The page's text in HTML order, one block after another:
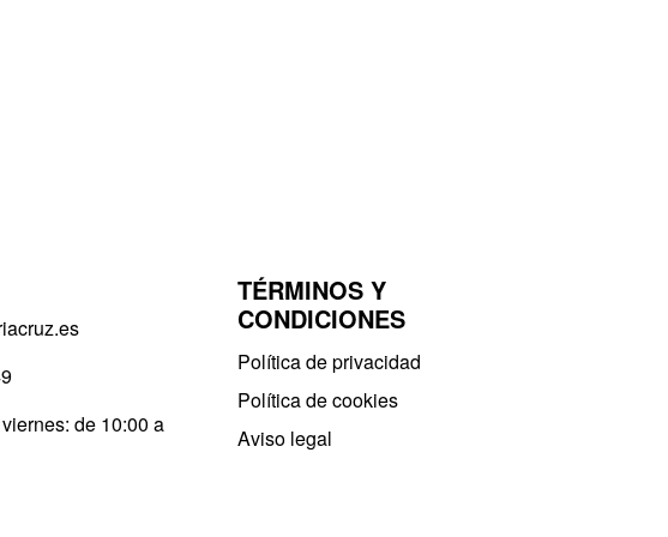
TÉRMINOS Y
CONDICIONES
Política de privacidad​
Política de cookies
Aviso legal
de 10:00 a